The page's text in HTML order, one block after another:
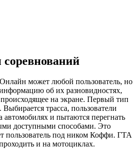
соревнований
может любой пользователь, но
информацию об их разновидностях,
на экране. Первый тип
трасса, пользователи
автомобилях и пытаются перегнать
доступными способами. Это
пользователь под ником Коффи. ГТА
и на мотоциклах.